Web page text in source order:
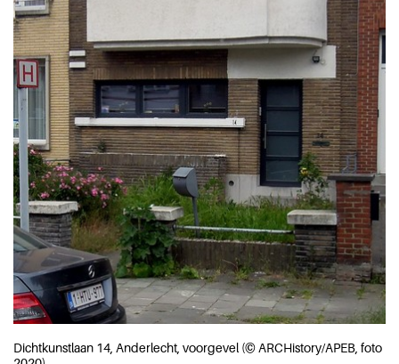
Dichtkunstlaan 14, Anderlecht, voorgevel (© ARCHistory/APEB, foto